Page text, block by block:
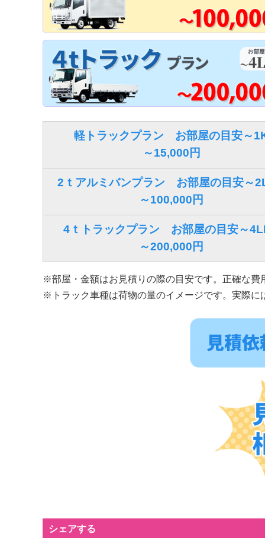
軽トラックプラン お部屋の目安～
～15,000円
2ｔアルミバンプラン お部屋の目安～
～100,000円
4ｔトラックプラン お部屋の目安～
～200,000円
※部屋・金額はお見積りの際の目安です。正確な費
※トラック車種は荷物の量のイメージです。実際
シェアする